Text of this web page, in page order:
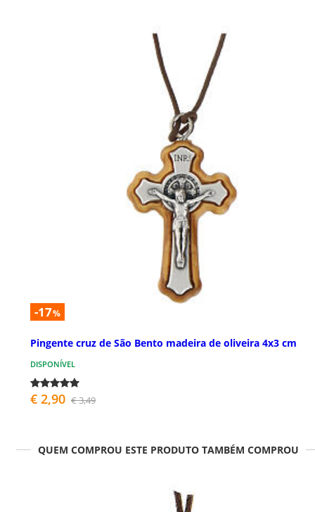
-17%
Pingente cruz de São Bento madeira de oliveira 4x3 cm
DISPONÍVEL
€ 2,90 € 3,49
QUEM COMPROU ESTE PRODUTO TAMBÉM COMPROU